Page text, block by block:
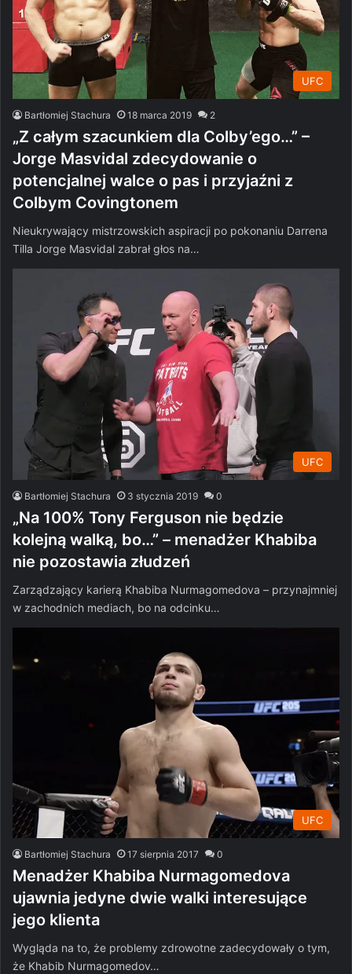
UFC
Bartłomiej Stachura 18 marca 2019 2
„Z całym szacunkiem dla Colby’ego…” –
Jorge Masvidal zdecydowanie o
potencjalnej walce o pas i przyjaźni z
Colbym Covingtonem
Nieukrywający mistrzowskich aspiracji po pokonaniu Darrena
Tilla Jorge Masvidal zabrał głos na…
UFC
Bartłomiej Stachura 3 stycznia 2019 0
„Na 100% Tony Ferguson nie będzie
kolejną walką, bo…” – menadżer Khabiba
nie pozostawia złudzeń
Zarządzający karierą Khabiba Nurmagomedova – przynajmniej
w zachodnich mediach, bo na odcinku…
UFC
Bartłomiej Stachura 17 sierpnia 2017 0
Menadżer Khabiba Nurmagomedova
ujawnia jedyne dwie walki interesujące
jego klienta
Wygląda na to, że problemy zdrowotne zadecydowały o tym,
że Khabib Nurmagomedov…